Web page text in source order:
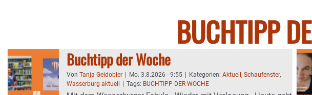
BUCHTIPP
Buchtipp der Woche
Von Tanja Geidobler Mo. 3.8.2026 - 9:55 Kategorien: Aktuell , Schaufenster,
Wasserburg aktuell
Tags: BUCHTIPP DER WOCHE